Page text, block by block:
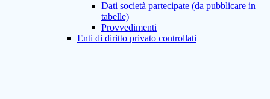
Dati società partecipate (da pubblicare in
tabelle)
Provvedimenti
Enti di diritto privato controllati